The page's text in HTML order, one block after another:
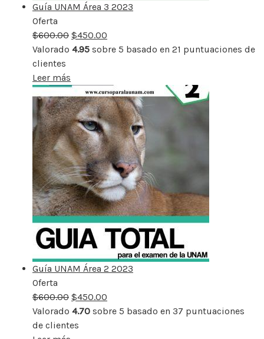
Guía UNAM Área 3 2023
Oferta
rebajado
$600.00 $450.00
Valorado 4.95 sobre 5 basado en 21 puntuaciones de
clientes
Leer más
Guía UNAM Área 2 2023
Oferta
rebajado
$600.00 $450.00
Valorado 4.70 sobre 5 basado en 37 puntuaciones
de clientes